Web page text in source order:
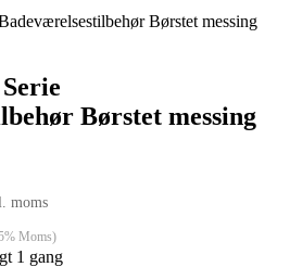
Børstet messing
moms
Moms)
1 gang